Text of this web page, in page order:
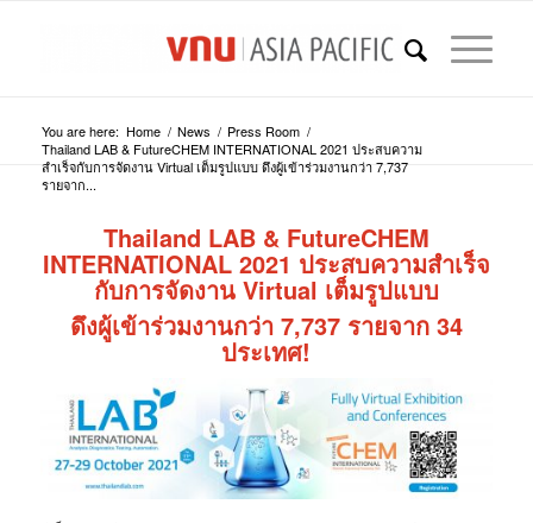
You are here: Home / News / Press Room /
Thailand LAB & FutureCHEM INTERNATIONAL 2021 ประสบความ
สำเร็จกับการจัดงาน Virtual เต็มรูปแบบ ดึงผู้เข้าร่วมงานกว่า 7,737
รายจาก...
Thailand LAB & FutureCHEM
INTERNATIONAL 2021 ประสบความสำเร็จ
กับการจัดงาน Virtual เต็มรูปแบบ
ดึงผู้เข้าร่วมงานกว่า 7,737 รายจาก 34
ประเทศ!